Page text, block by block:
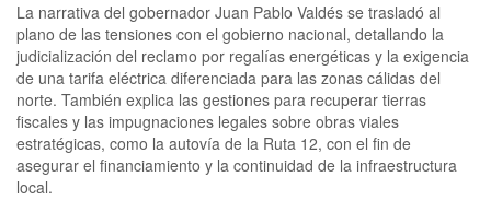
La narrativa del gobernador Juan Pablo Valdés se trasladó al
plano de las tensiones con el gobierno nacional, detallando la
judicialización del reclamo por regalías energéticas y la exigencia
de una tarifa eléctrica diferenciada para las zonas cálidas del
norte. También explica las gestiones para recuperar tierras
fiscales y las impugnaciones legales sobre obras viales
estratégicas, como la autovía de la Ruta 12, con el fin de
asegurar el financiamiento y la continuidad de la infraestructura
local.